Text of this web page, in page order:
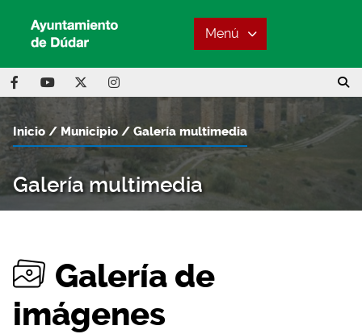
Menú
Galería multimedia
Inicio Municipio Galería multimedia
Galería de
imágenes